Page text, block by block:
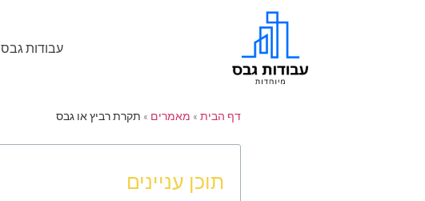
עבודות גבס
דף הבית » מאמרים » תקרת רביץ או גבס
תוכן עניינים